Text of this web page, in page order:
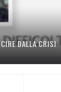
DALLA CRISI